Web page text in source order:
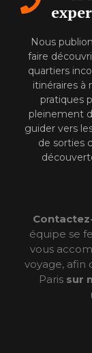
Nous
faire
quartiers
itinéraires à
pratiques
pleinement
guider vers
de sorties
équipe se
vous
voyage, afin
Paris sur